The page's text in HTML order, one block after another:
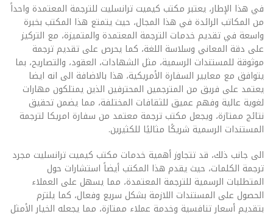
في هذا الإطار، يعتبر مكتب كيميت ترانسليت للترجمة المعتمدة واحداً
من المكاتب الرائدة في هذا المجال، حيث يتمتع هذا المكتب بخبرة
واسعة في تقديم خدمات الترجمة المعتمدة والمتميزة، مع التركيز
على دقة المعاني وسلاسة اللغة، كما يحرص على تقديم ترجمة
موثوقة للمستندات الرسمية، مثل الشهادات، العقود، والتصاريح، بما
يتوافق مع معايير السفارة الأمريكية، هذا بالاضافة الى انه ايضا
يعتمد على فريق من المترجمين المحترفين الذين يمتلكون مهارات
لغوية عالية وفهم عميق للثقافات المختلفة، مما يضمن تحقيق
نتائج ممتازة، ويجعل مكتب ترجمة معتمد من سفارة امريكا لترجمة
المستندات الرسمية شريكًا مثاليًا للكثيرين.
الى جانب ذلك، قد تتجاوز أهمية خدمات مكتب كيميت ترانسليت مجرد
ترجمة الكلمات، حيث يقدم هذا المكتب أيضاً استشارات حول
المتطلبات الرسمية للترجمة المعتمدة، مما يسهل على العملاء
الحصول على المستندات اللازمة بشكل سريع وفعال، كما يلتزم
بتقديم أسعار تنافسية وخدمة عملاء ممتازة، مما يجعله الخيار الأمثل